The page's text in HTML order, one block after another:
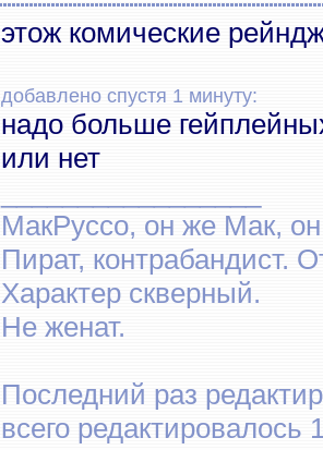
этож комические
добавлено спустя 1 минуту:
надо больше
или нет
МакРуссо, он же Мак,
Пират, контрабандист.
Характер скверный.
Не женат.
Последний раз
всего редактировалось